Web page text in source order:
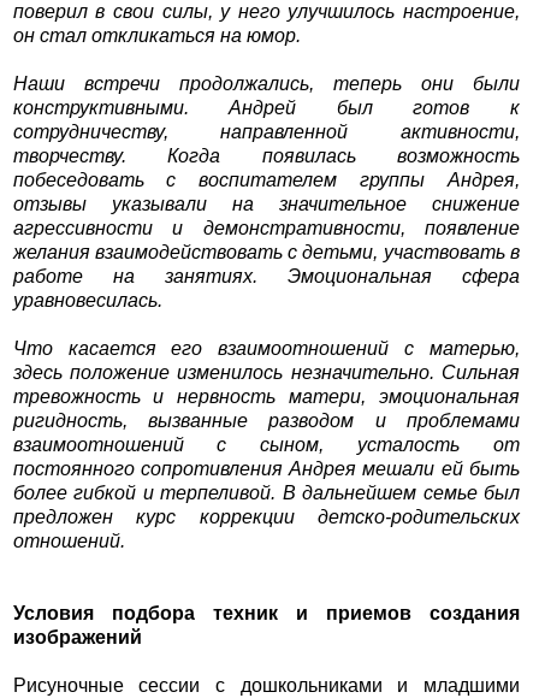
поверил в свои силы, у него улучшилось настроение,
он стал откликаться на юмор.
Наши встречи продолжались, теперь они были
конструктивными. Андрей был готов к
сотрудничеству, направленной активности,
творчеству. Когда появилась возможность
побеседовать с воспитателем группы Андрея,
отзывы указывали на значительное снижение
агрессивности и демонстративности, появление
желания взаимодействовать с детьми, участвовать в
работе на занятиях. Эмоциональная сфера
уравновесилась.
Что касается его взаимоотношений с матерью,
здесь положение изменилось незначительно. Сильная
тревожность и нервность матери, эмоциональная
ригидность, вызванные разводом и проблемами
взаимоотношений с сыном, усталость от
постоянного сопротивления Андрея мешали ей быть
более гибкой и терпеливой. В дальнейшем семье был
предложен курс коррекции детско-родительских
отношений.
Условия подбора техник и приемов создания
изображений
Рисуночные сессии с дошкольниками и младшими